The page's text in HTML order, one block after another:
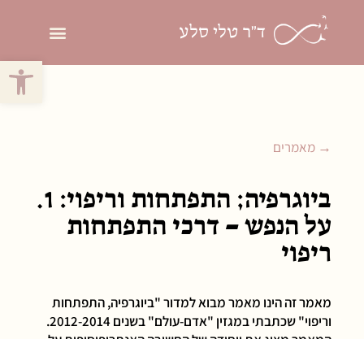
פתח
ד"ר טלי סלע
→ מאמרים
ביוגרפיה; התפתחות וריפוי: 1.
על הנפש – דרכי התפתחות
ריפוי
מאמר זה הינו מאמר מבוא למדור "ביוגרפיה, התפתחות
וריפוי" שכתבתי במגזין "אדם-עולם" בשנים 2012-2014.